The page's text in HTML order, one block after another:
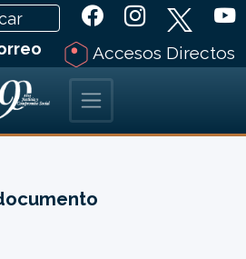
Accesos Directos